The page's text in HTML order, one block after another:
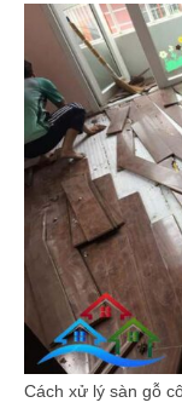
Cách xử lý sàn gỗ